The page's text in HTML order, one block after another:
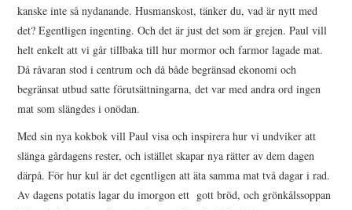
kanske inte så nydanande. Husmanskost, tänker du, vad är nytt med
det? Egentligen ingenting. Och det är just det som är grejen. Paul vill
helt enkelt att vi går tillbaka till hur mormor och farmor lagade mat.
Då råvaran stod i centrum och då både begränsad ekonomi och
begränsat utbud satte förutsättningarna, det var med andra ord ingen
mat som slängdes i onödan.
Med sin nya kokbok vill Paul visa och inspirera hur vi undviker att
slänga gårdagens rester, och istället skapar nya rätter av dem dagen
därpå. För hur kul är det egentligen att äta samma mat två dagar i rad.
Av dagens potatis lagar du imorgon ett gott bröd, och grönkålssoppan